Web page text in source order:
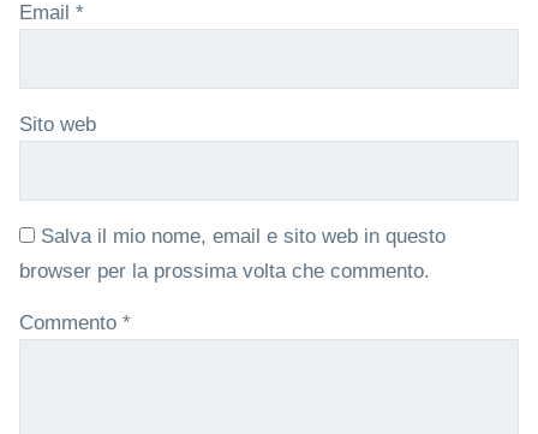
Email *
Sito web
Salva il mio nome, email e sito web in questo
browser per la prossima volta che commento.
Commento *